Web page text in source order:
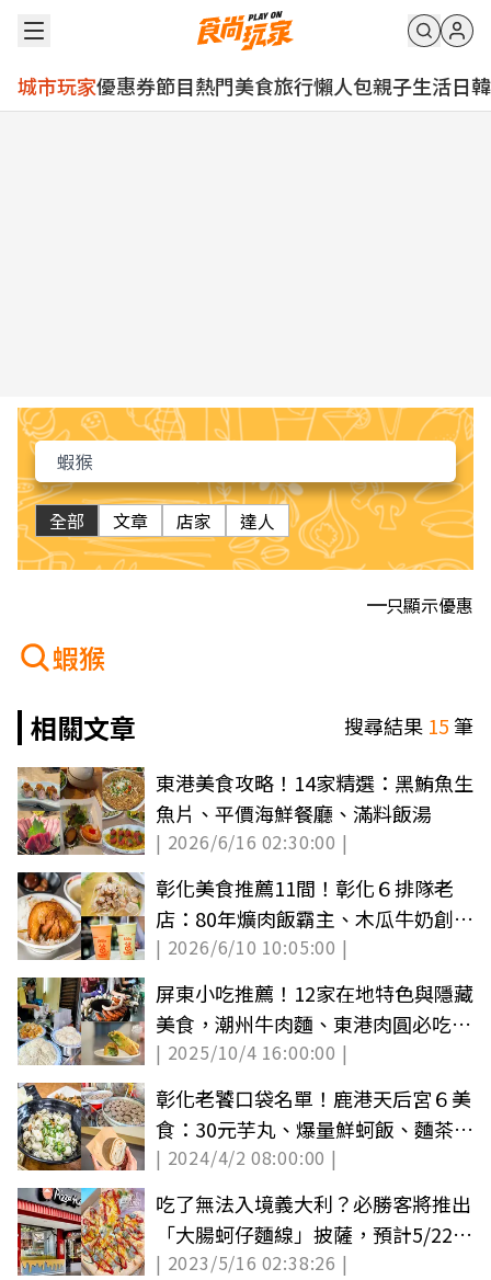
城市玩家優惠券節目熱門美食旅行懶人包親子生活日韓
全部 文章 店家 達人
只顯示優惠
蝦猴
相關文章
搜尋結果 15筆
東港美食攻略！14家精選：黑鮪魚生
魚片、平價海鮮餐廳、滿料飯湯
| 2026/6/16 02:30:00 |
彰化美食推薦11間！彰化６排隊老
店：80年爌肉飯霸主、木瓜牛奶創始
店、免費喝湯
| 2026/6/10 10:05:00 |
屏東小吃推薦！12家在地特色與隱藏
美食，潮州牛肉麵、東港肉圓必吃清
單
| 2025/10/4 16:00:00 |
彰化老饕口袋名單！鹿港天后宮６美
食：30元芋丸、爆量鮮蚵飯、麵茶刨
冰
| 2024/4/2 08:00:00 |
吃了無法入境義大利？必勝客將推出
「大腸蚵仔麵線」披薩，預計5/22亮
相
| 2023/5/16 02:38:26 |